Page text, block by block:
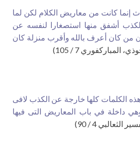
إنما كانت من معاريض الكلام لكن لما
أشفق منها استصغارا لنفسه عن
من كان أعرف بالله وأقرب منزلة كان
المباركفوري 7 / 105)
الكلمات كلها خارجة عن الكذب لافى
داخلة في باب المعاريض التى فيها
الثعالبي 4 / 90)